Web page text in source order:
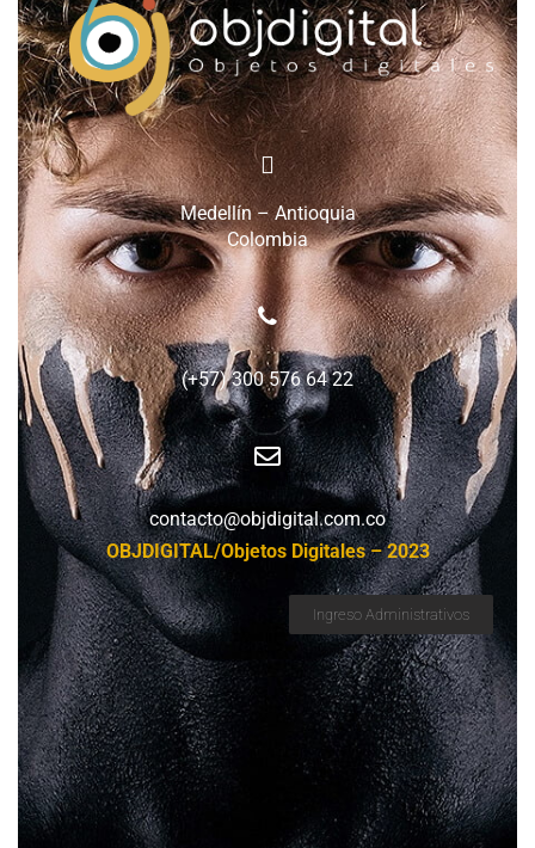
Medellín – Antioquia
Colombia
(+57) 300 576 64 22
contacto@objdigital.com.co
OBJDIGITAL/Objetos Digitales – 2023
Ingreso Administrativos